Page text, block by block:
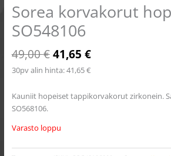
Sorea korvakorut
SO548106
49,00€ 41,65 €
30pv alin hinta:41,65€
Kauniit hopeiset tappikorvakorut zirkonein.
SO568106.
Varasto loppu